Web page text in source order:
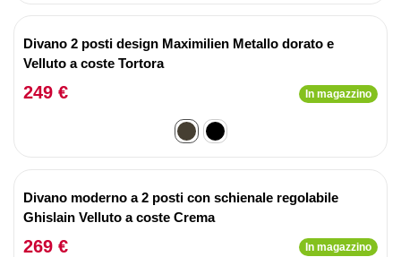
Divano 2 posti design Maximilien Metallo dorato e
Velluto a coste Tortora
249 € In magazzino
Divano moderno a 2 posti con schienale regolabile
Ghislain Velluto a coste Crema
269 € In magazzino